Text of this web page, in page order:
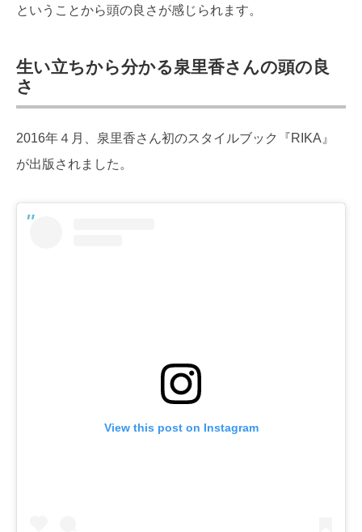
ということから頭の良さが感じられます。
生い立ちから分かる泉里香さんの頭の良
さ
2016年４月、泉里香さん初のスタイルブック『RIKA』
が出版されました。
View this post on Instagram